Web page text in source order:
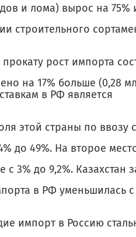
и лома) вырос на 75%
строительного
рост импорта
на 17% больше (0,28
в РФ является
этой страны по ввозу
до 49%. На второе
до 9,2%. Казахстан
в РФ уменьшилась с
импорт в Россию